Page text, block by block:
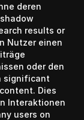
deren
results or
Nutzer einen
oder den
significant
Dies
Interaktionen
users on